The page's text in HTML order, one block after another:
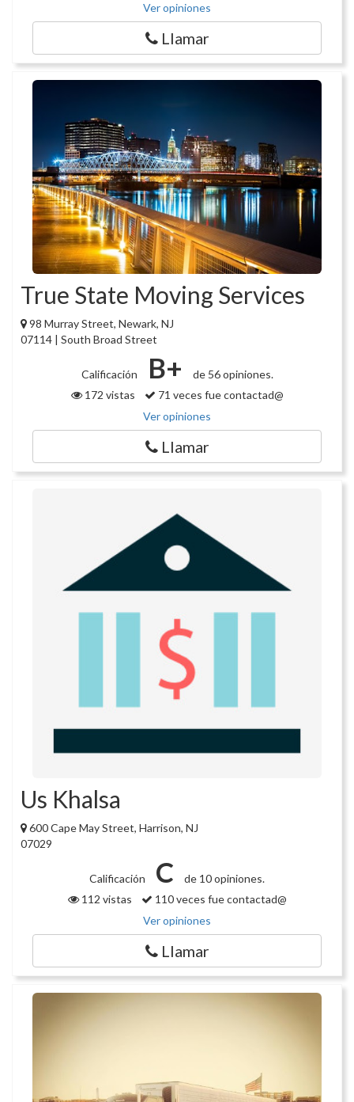
Ver opiniones
Llamar
True State Moving Services
98 Murray Street, Newark, NJ
07114 | South Broad Street
Calificación B+
de 56 opiniones.
172 vistas
71 veces fue contactad@
Ver opiniones
Llamar
Us Khalsa
600 Cape May Street, Harrison, NJ
07029
Calificación C
de 10 opiniones.
112 vistas
110 veces fue contactad@
Ver opiniones
Llamar